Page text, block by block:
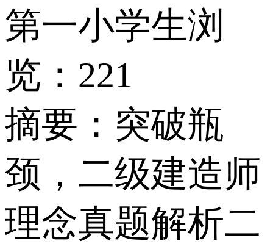
第一小学生浏
览：221
摘要： 突破瓶
颈，二级建造师
理念真题解析二